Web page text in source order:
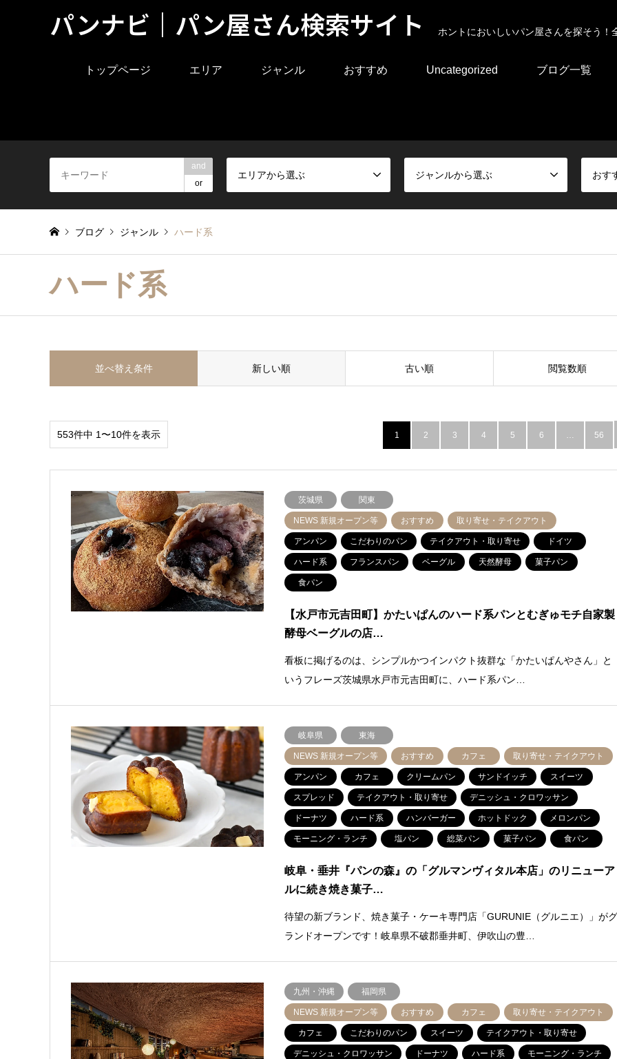
パンナビ｜パン屋さん検索サイト ホントにおいしいパン屋さんを探そう
トップページ エリア ジャンル おすすめ Uncategorized ブログ一覧
and
or
エリアから選ぶ ジャンルから選ぶ おす
ブログ ジャンル ハード系
ハード系
並べ替え条件 新しい順 古い順 閲覧数順
553件中 1〜10件を表示 1 2 3 4 5 6 … 56
茨城県 関東
NEWS 新規オープン等 おすすめ 取り寄せ・テイクアウト
アンパン こだわりのパン テイクアウト・取り寄せ ドイツ
ハード系 フランスパン ベーグル 天然酵母 菓子パン
食パン
【水戸市元吉田町】かたいぱんのハード系パンとむぎゅモチ自家製
酵母ベーグルの店…
看板に掲げるのは、シンプルかつインパクト抜群な「かたいぱんやさん」と
いうフレーズ茨城県水戸市元吉田町に、ハード系パン…
岐阜県 東海
NEWS 新規オープン等 おすすめ カフェ 取り寄せ・テイクアウト
アンパン カフェ クリームパン サンドイッチ スイーツ
スプレッド テイクアウト・取り寄せ デニッシュ・クロワッサン
ドーナツ ハード系 ハンバーガー ホットドック メロンパン
モーニング・ランチ 塩パン 総菜パン 菓子パン 食パン
岐阜・垂井『パンの森』の「グルマンヴィタル本店」のリニューア
ルに続き焼き菓子…
待望の新ブランド、焼き菓子・ケーキ専門店「GURUNIE（グルニエ）」が
ランドオープンです！岐阜県不破郡垂井町、伊吹山の豊…
九州・沖縄 福岡県
NEWS 新規オープン等 おすすめ カフェ 取り寄せ・テイクアウト
カフェ こだわりのパン スイーツ テイクアウト・取り寄せ
デニッシュ・クロワッサン ドーナツ ハード系 モーニング・ランチ